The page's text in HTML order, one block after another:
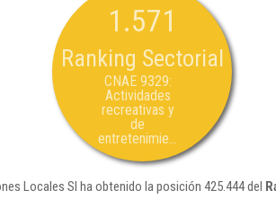
1.571
Ranking Sectorial
CNAE 9329:
Actividades
recreativas y
de
entretenimie...
Locales Sl ha obtenido la posición 425.444 del